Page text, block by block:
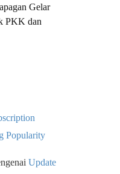
Gelar
PKK dan
Popularity
Update